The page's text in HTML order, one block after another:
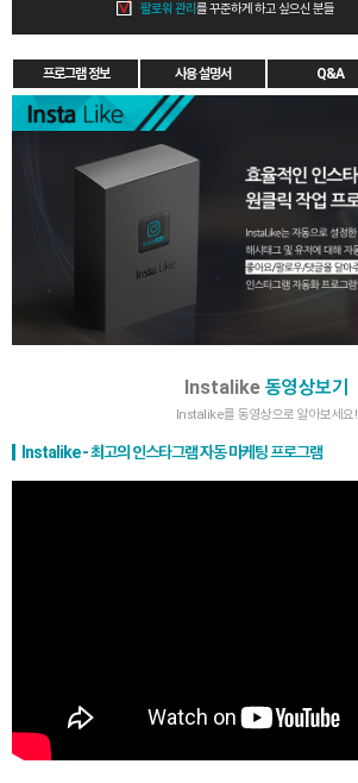
팔로워 관리 를 꾸준하게 하고 싶으신 분들
프로그램 정보 사용 설명서 Q&A
Instalike 동영상보기
Instalike를 동영상으로 알아보세요!
Instalike - 최고의 인스타그램 자동 마케팅 프로그램